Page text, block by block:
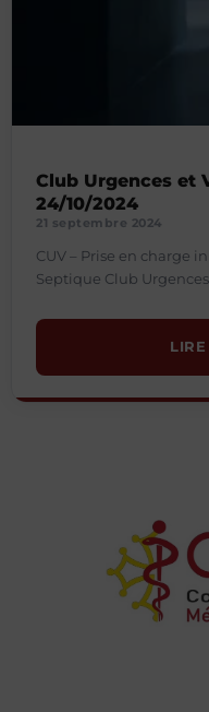
Club Urgences et
24/10/2024
21 septembre 2024
CUV – Prise en charge
Septique Club